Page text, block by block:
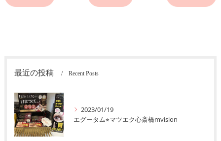
最近の投稿 Recent Posts
2023/01/19
エグータム⭐︎マツエク心斎橋mvision